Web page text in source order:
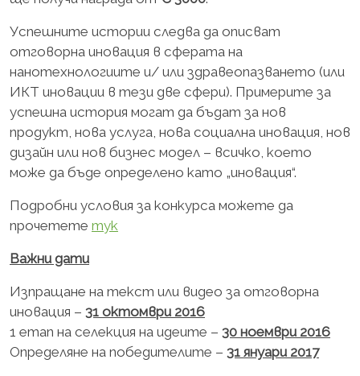
Успешните истории следва да описват
отговорна иновация в сферата на
нанотехнологиите и/ или здравеопазването (или
ИКТ иновации в тези две сфери). Примерите за
успешна история могат да бъдат за нов
продукт, нова услуга, нова социална иновация, нов
дизайн или нов бизнес модел – всичко, което
може да бъде определено като „иновация“.
Подробни условия за конкурса можете да
прочетете тук
Важни дати
Изпращане на текст или видео за отговорна
иновация – 31 октомври 2016
1 етап на селекция на идеите – 30 ноември 2016
Определяне на победителите – 31 януари 2017